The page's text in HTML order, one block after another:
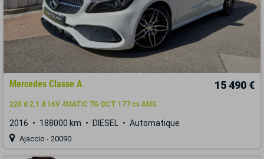
Mercedes Classe A 15 490 €
220 d 2.1 d 16V 4MATIC 7G-DCT 177 cv AMG
2016 188000 km DIESEL Automatique
Ajaccio - 20090